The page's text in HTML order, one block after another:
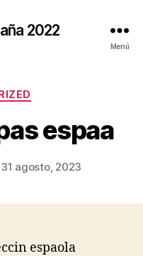
2022
Menú
espaa
31 agosto, 2023